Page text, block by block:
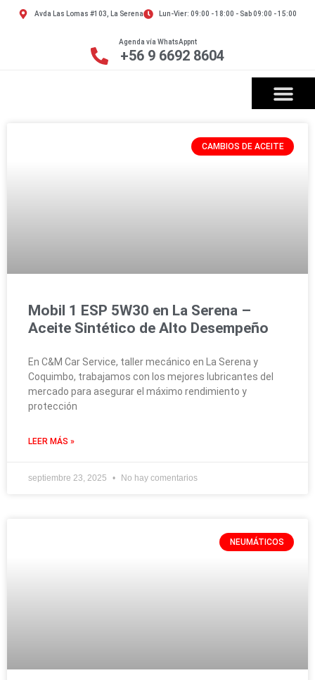
Avda Las Lomas #103, La Serena Lun-Vier: 09:00 - 18:00 - Sab 09:00 - 15:00
Agenda vía WhatsAppnt
+56 9 6692 8604
CAMBIOS DE ACEITE
Mobil 1 ESP 5W30 en La Serena –
Aceite Sintético de Alto Desempeño
En C&M Car Service, taller mecánico en La Serena y
Coquimbo, trabajamos con los mejores lubricantes del
mercado para asegurar el máximo rendimiento y
protección
LEER MÁS »
septiembre 23, 2025 No hay comentarios
NEUMÁTICOS